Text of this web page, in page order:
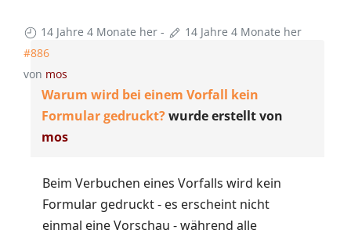
14 Jahre 4 Monate her -
14 Jahre 4 Monate her
#886
von mos
Warum wird bei einem Vorfall kein
Formular gedruckt?wurde erstellt von
mos
Beim Verbuchen eines Vorfalls wird kein
Formular gedruckt - es erscheint nicht
einmal eine Vorschau - während alle